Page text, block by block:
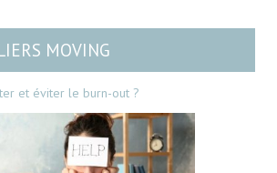
MOVING
et éviter le burn-out ?